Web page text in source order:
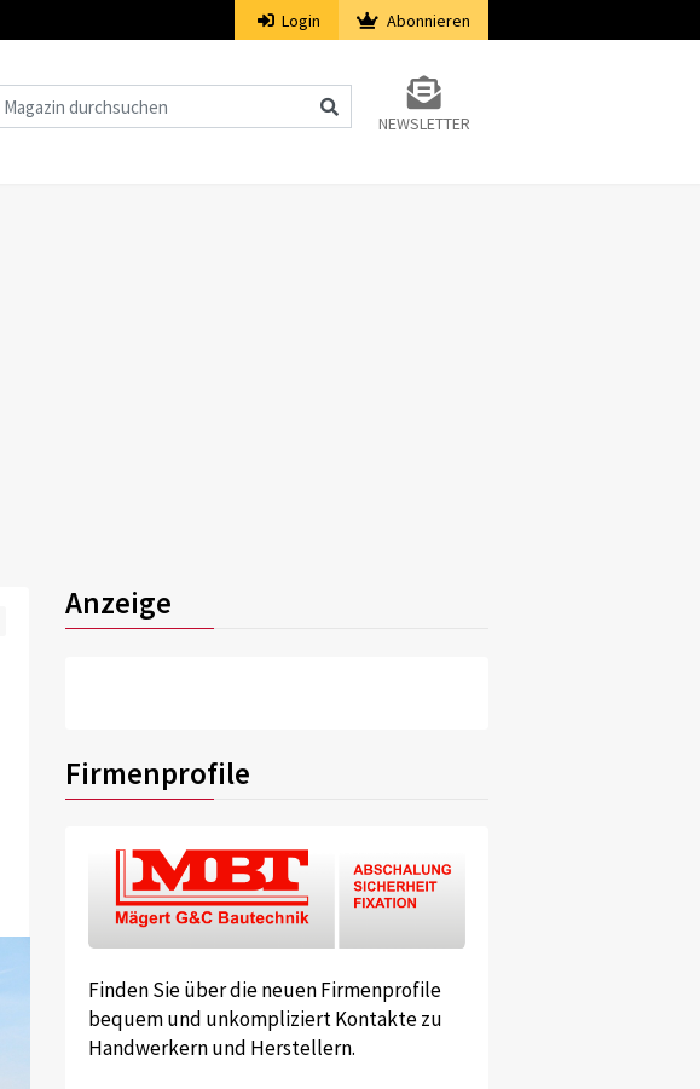
Login Abonnieren
NEWSLETTER
Anzeige
Firmenprofile
Finden Sie über die neuen Firmenprofile
bequem und unkompliziert Kontakte zu
Handwerkern und Herstellern.